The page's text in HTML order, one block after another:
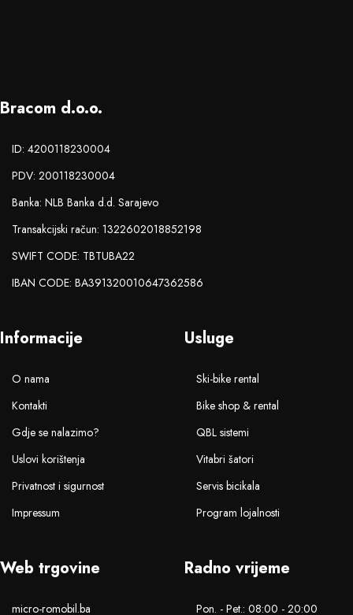
Bracom d.o.o.
ID: 4200118230004
PDV: 200118230004
Banka: NLB Banka d.d. Sarajevo
Transakcijski račun: 1322602018852198
SWIFT CODE: TBTUBA22
IBAN CODE: BA391320010647362586
Informacije
O nama
Kontakti
Gdje se nalazimo?
Uslovi korištenja
Privatnost i sigurnost
Impressum
Usluge
Ski-bike rental
Bike shop & rental
QBL sistemi
Vitabri šatori
Servis bicikala
Program lojalnosti
Web trgovine
micro-romobil.ba
Radno vrijeme
Pon. - Pet.: 08:00 - 20:00